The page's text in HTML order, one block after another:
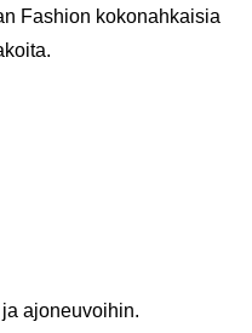
Fashion kokonahkaisia
ajoneuvoihin.